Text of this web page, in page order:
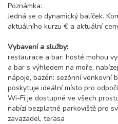
Poznámka:
Jedná se o dynamický balíček.
aktuálního kurzu € a aktuální
Vybavení a služby:
restaurace a bar: hosté mohou
a bar s výhledem na moře,
nápoje, bazén: sezónní venkovní
poskytuje ideální místo pro
Wi-Fi je dostupné ve všech
nabízí bezplatné parkoviště pro
zavazadel, terasa